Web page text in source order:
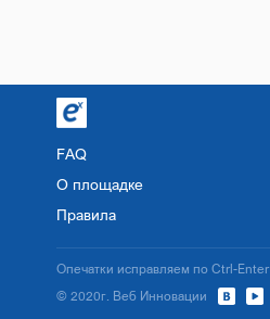
FAQ
О площадке
Правила
© 2020г. Веб Инновации
Опечатки исправляем по Ctrl-Enter